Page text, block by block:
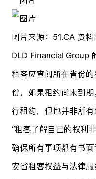
图片来源：51.CA 资料
DLD Financial Group
租客应查阅所在省份
份，如果租约尚未到
行租约，但也并非所有
“租客了解自己的权利
确保所有事项都有书面
安省租客权益与法律